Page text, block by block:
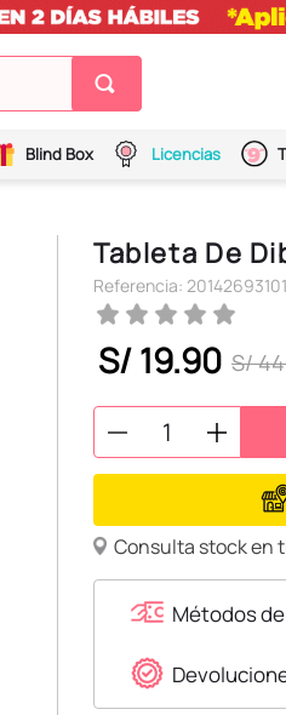
Blind Box Licencias
Tableta De
Referencia:
S/44
S/19.90
Consulta stock en
Métodos